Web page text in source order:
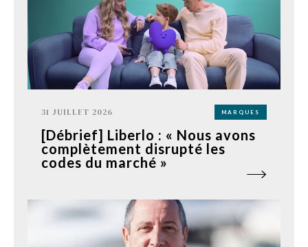
31 JUILLET 2026 MARQUES
[Débrief] Liberlo : « Nous avons
complètement disrupté les
codes du marché »